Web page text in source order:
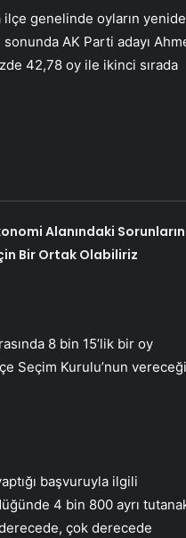
ilçe genelinde oyların
AK Parti adayı
42,78 oy ile ikinci sırada
Alanındaki Sorunların
Bir Ortak Olabiliriz
8 bin 15’lik bir oy
Seçim Kurulu’nun vereceği
başvuruyla ilgili
4 bin 800 ayrı
çok derecede